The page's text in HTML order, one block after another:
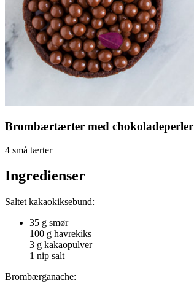
Brombærtærter med chokoladeperler
4 små tærter
Ingredienser
Saltet kakaokiksebund:
35 g smør
100 g havrekiks
3 g kakaopulver
1 nip salt
Brombærganache: